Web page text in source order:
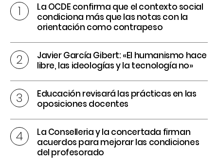
La OCDE confirma que el contexto social
condiciona más que las notas con la
orientación como contrapeso
Javier García Gibert: «El humanismo hace
libre, las ideologías y la tecnología no»
Educación revisará las prácticas en las
oposiciones docentes
La Conselleria y la concertada firman
acuerdos para mejorar las condiciones
del profesorado